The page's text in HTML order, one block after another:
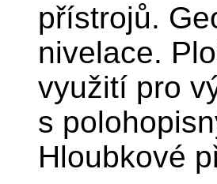
přístrojů.
nivelace.
využití pro
s
Hloubkové